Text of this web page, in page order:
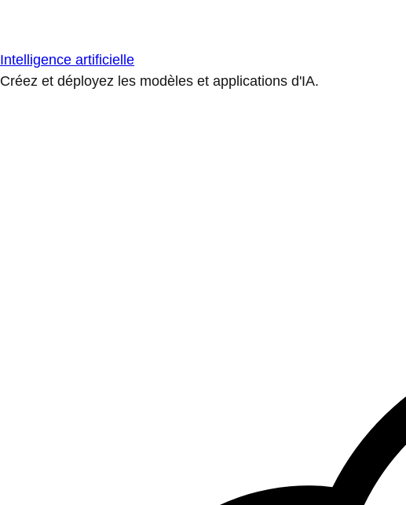
Intelligence artificielle
Créez et déployez les modèles et applications d'IA.